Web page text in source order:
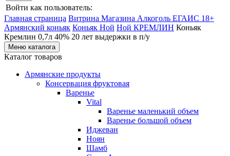
Войти как пользователь:
Главная страница Витрина Магазина Алкоголь ЕГАИС 18+
Армянский коньяк Коньяк Ной Ной КРЕМЛИН Коньяк
Кремлин 0,7л 40% 20 лет выдержки в п/у
Меню каталога
Каталог товаров
Армянские продукты
Консервация фруктовая
Варенье
Vital
Варенье маленький объем
Варенье большой объем
Иджеван
Ноян
Шамб